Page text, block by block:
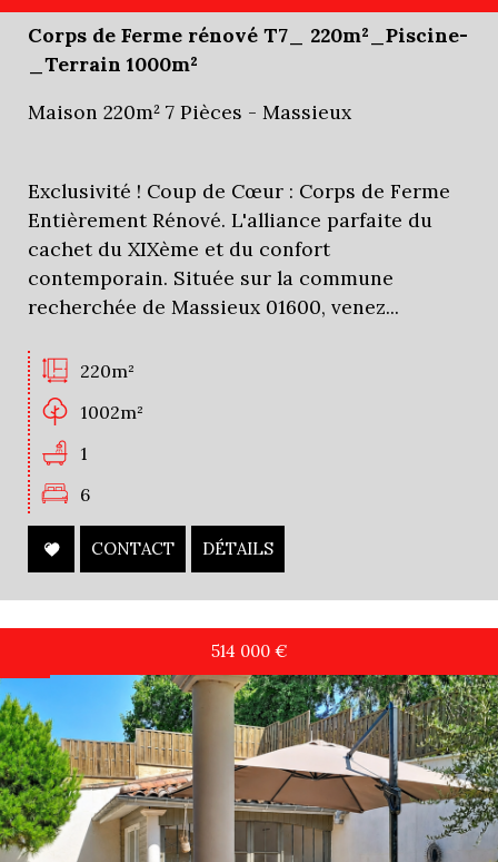
Corps de Ferme rénové T7_ 220m²_Piscine-
_Terrain 1000m²
Maison 220m² 7 Pièces - Massieux
Exclusivité ! Coup de Cœur : Corps de Ferme
Entièrement Rénové. L'alliance parfaite du
cachet du XIXème et du confort
contemporain. Située sur la commune
recherchée de Massieux 01600, venez...
220m²
1002m²
1
6
CONTACT DÉTAILS
514 000 €